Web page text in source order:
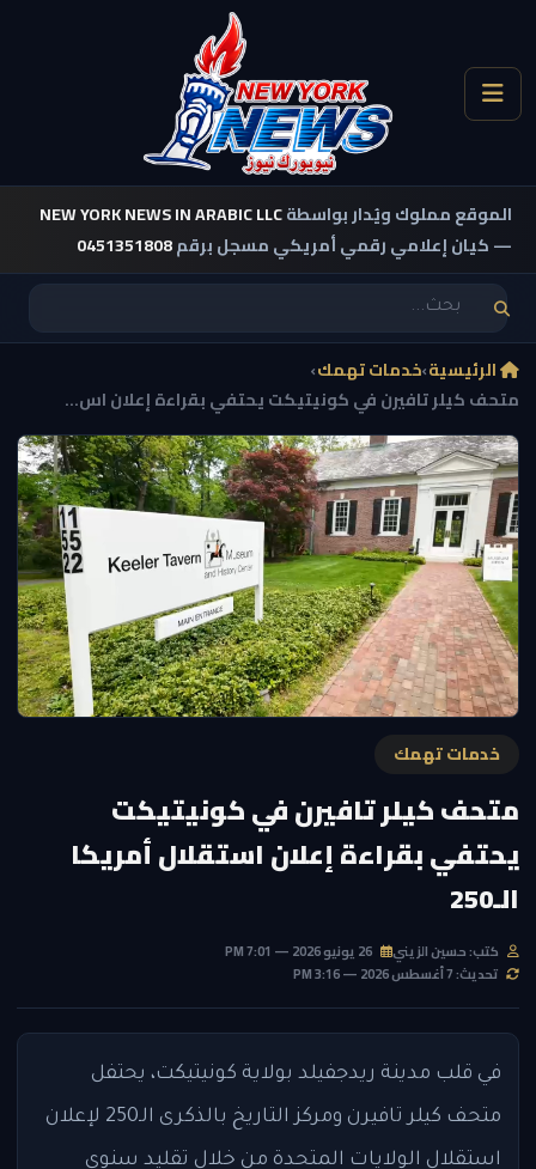
الموقع مملوك ويُدار بواسطةNEW YORK NEWS IN ARABIC LLC
— كيان إعلامي رقمي أمريكي مسجل برقم0451351808
الرئيسية›خدمات تهمك›
متحف كيلر تافيرن في كونيتيكت يحتفي بقراءة إعلان اس...
خدمات تهمك
متحف كيلر تافيرن في كونيتيكت
يحتفي بقراءة إعلان استقلال أمريكا
الـ250
كتب: حسين الزيني
تحديث: 7 أغسطس 2026 — 3:16 PM
في قلب مدينة ريدجفيلد بولاية كونيتيكت، يحتفل
متحف كيلر تافيرن ومركز التاريخ بالذكرى الـ250 لإعلان
استقلال الولايات المتحدة من خلال تقليد سنوي